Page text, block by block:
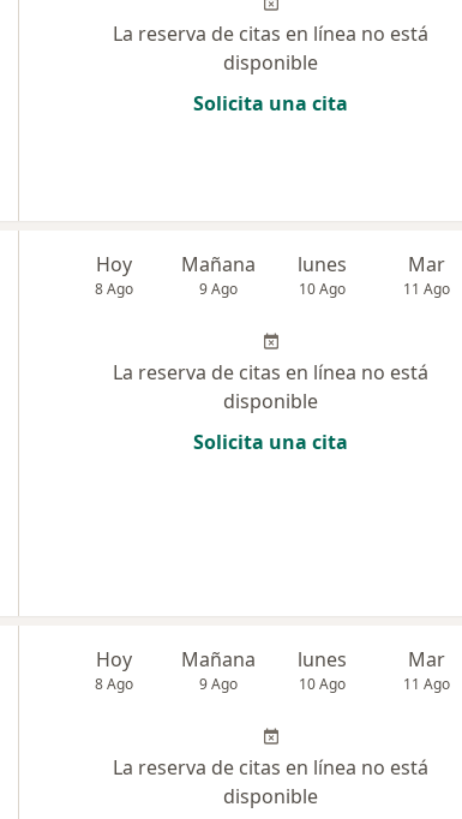
La reserva de citas en línea no está
disponible
Solicita una cita
Hoy
8 Ago
Mañana
9 Ago
lunes
10 Ago
Mar
11 Ago
La reserva de citas en línea no está
disponible
Solicita una cita
Hoy
8 Ago
Mañana
9 Ago
lunes
10 Ago
Mar
11 Ago
La reserva de citas en línea no está
disponible